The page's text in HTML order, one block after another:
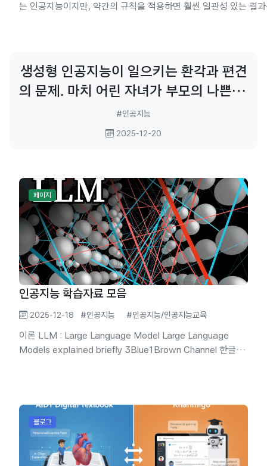
는 인공지능이지만, 약간의 규칙을 적용하면 훨씬 일관성 있는 결
생성형 인공지능이 일으키는 환각과 편견
의 문제. 마치 어린 자녀가 부모의 나쁜 습
관을 따라하듯. 인류의 문명을 학습해서
인류의 습성을 따르는게 당연. 이런 문제
#인공지능
2025-12-20
페이지
인공지능 학습자료 모음
2025-12-18 #인공지능 #인공지능/인공지능교육
이론 LLM : Large Language Model Large Language
Models explained briefly 3Blue1Brown Channel 한글 자
서 Mythbusters 팀의 깔끔한 한 방. 오래 전에 본 영상인데,
겨우 찾았음. 부가설명이 필요하긴 하지만, 상식적으로 매우
적절한 비교임. 교사...
블로그